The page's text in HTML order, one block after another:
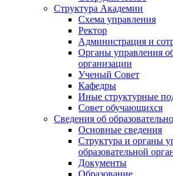
Структура Академии
Схема управления
Ректор
Администрация и
Органы управления
организации
Ученый Совет
Кафедры
Иные структурные
Совет обучающихся
Сведения об
Основные сведения
Структура и органы
образовательной
Документы
Образование